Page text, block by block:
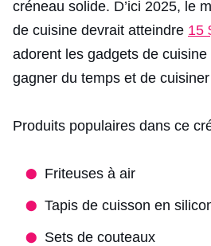
créneau solide. D’ici 2025, le
de cuisine devrait atteindre 15
adorent les gadgets de
gagner du temps et de
Produits populaires dans ce
Friteuses à air
Tapis de cuisson en
Sets de couteaux